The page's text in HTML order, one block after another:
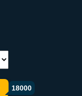
18000